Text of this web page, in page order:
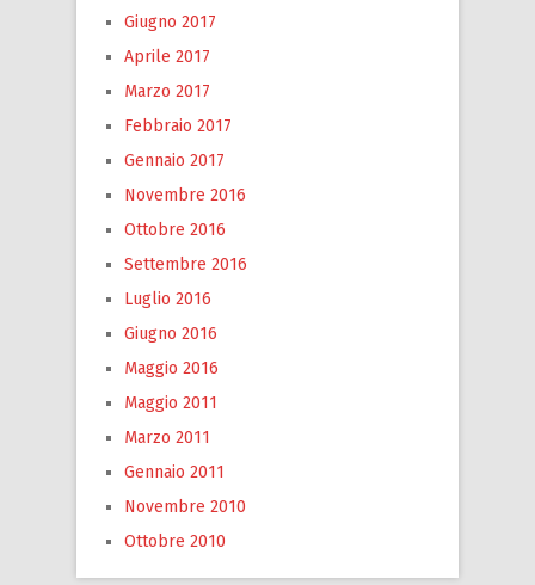
Giugno 2017
Aprile 2017
Marzo 2017
Febbraio 2017
Gennaio 2017
Novembre 2016
Ottobre 2016
Settembre 2016
Luglio 2016
Giugno 2016
Maggio 2016
Maggio 2011
Marzo 2011
Gennaio 2011
Novembre 2010
Ottobre 2010